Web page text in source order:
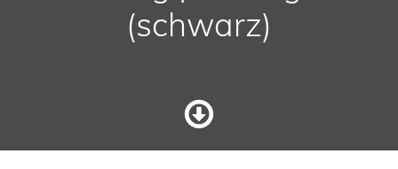
(schwarz)